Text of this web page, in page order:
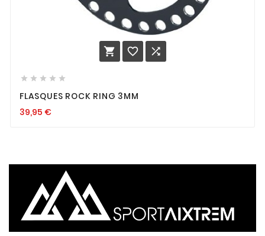
  
    
FLASQUES ROCK RING 3MM
39,95 €